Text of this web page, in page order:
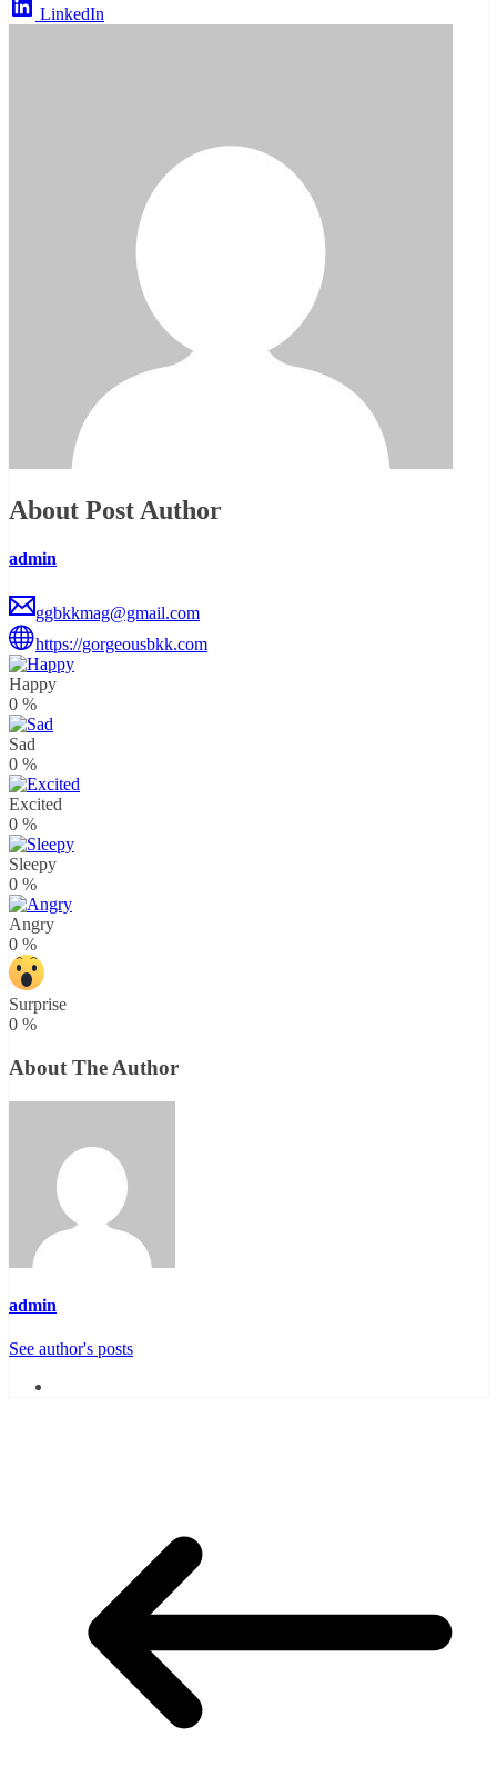
LinkedIn
About Post Author
admin
ggbkkmag@gmail.com
https://gorgeousbkk.com
Happy
0 %
Sad
0 %
Excited
0 %
Sleepy
0 %
Angry
0 %
Surprise
0 %
About The Author
admin
See author's posts